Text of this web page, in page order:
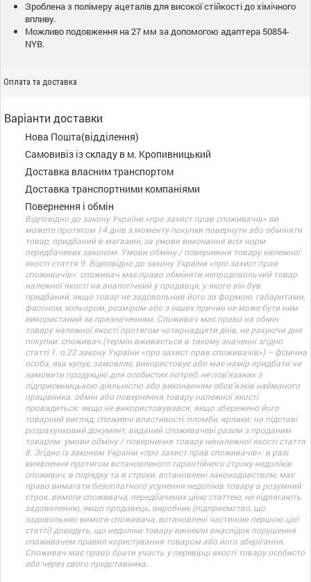
Зроблена з полімеру ацеталів для високої стійкості до хімічного
впливу.
Можливо подовження на 27 мм за допомогою адаптера 50854-
NYB.
Оплата та доставка
Варіанти доставки
Нова Пошта(відділення)
Самовивіз із складу в м. Кропивницький
Доставка власним транспортом
Доставка транспортними компаніями
Повернення і обмін
Відповідно до закону України «про захист прав споживачів» ви
можете протягом 14 днів з моменту покупки повернути або обміняти
товар, придбаний в магазині, за умови виконання всіх норм
передбачених законом. Умови обміну / повернення товару належної
якості стаття 9. Відповідно до закону України «про захист прав
споживачів»: споживач має право обміняти непродовольчий товар
належної якості на аналогічний у продавця, у якого він був
придбаний, якщо товар не задовольнив його за формою, габаритами,
фасоном, кольором, розміром або з інших причин не може бути ним
використаний за призначенням. Споживач має право на обмін
товару належної якості протягом чотирнадцяти днів, не рахуючи дня
покупки. споживач (термін вживається в такому значенні згідно
статті 1. п.22 закону України «про захист прав споживачів») – фізична
особа, яка купує, замовляє, використовує або має намір придбати чи
замовити продукцію для особистих потреб, не пов’язаних з
підприємницькою діяльністю або виконанням обов’язків найманого
працівника. обмін або повернення товару належної якості
провадиться: якщо не використовувався; якщо збережено його
товарний вигляд, споживчі властивості, пломби, ярлики; на підставі
розрахунковий документ, виданий споживачеві разом з проданим
товаром. умови обміну / повернення товару неналежної якості стаття
8. Згідно із законом України «про захист прав споживачів»: в разі
виявлення протягом встановленого гарантійного строку недоліків
споживач, в порядку та в строки, встановлені законодавством, має
право вимагати безоплатного усунення недоліків товару в розумний
строк. вимоги споживача, передбачених цією статтею, не підлягають
задоволенню, якщо продавець, виробник (підприємство, що
задовольняє вимоги споживача, встановлені частиною першою цієї
статті) доведуть, що недоліки товару виникли внаслідок порушення
споживачем правил користування товаром або його зберігання.
Споживач має право брати участь у перевірці якості товару особисто
або через свого представника.